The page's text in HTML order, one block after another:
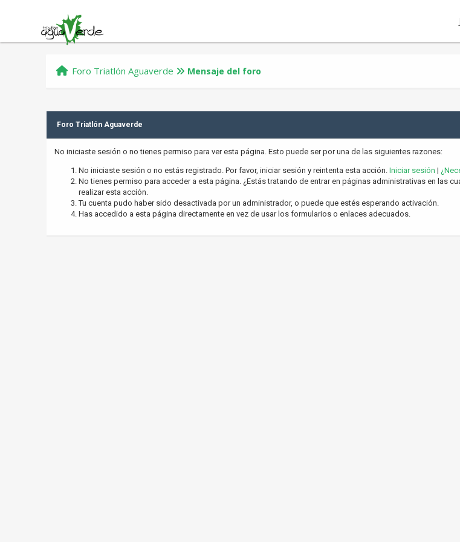
Foro Triatlón Aguaverde Mensaje del foro
Foro Triatlón Aguaverde
No iniciaste sesión o no tienes permiso para ver esta página. Esto puede ser por una de las siguientes razones:
No iniciaste sesión o no estás registrado. Por favor, iniciar sesión y reintenta esta acción. Iniciar sesión |
No tienes permiso para acceder a esta página. ¿Estás tratando de entrar en páginas administrativas en las
realizar esta acción.
Tu cuenta pudo haber sido desactivada por un administrador, o puede que estés esperando activación.
Has accedido a esta página directamente en vez de usar los formularios o enlaces adecuados.